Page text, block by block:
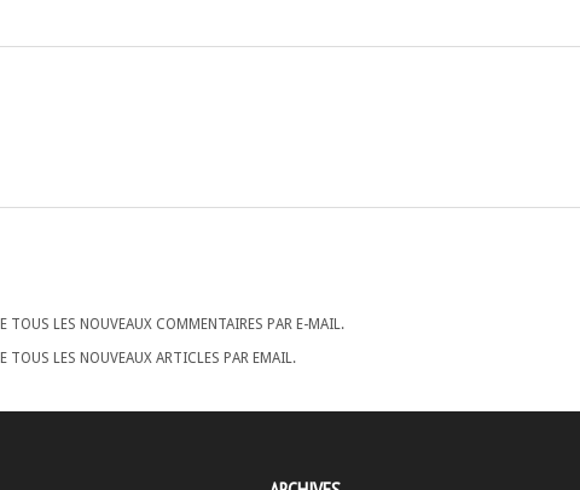
TOUS LES NOUVEAUX COMMENTAIRES PAR E-MAIL.
TOUS LES NOUVEAUX ARTICLES PAR EMAIL.